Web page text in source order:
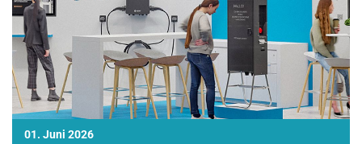
01. Juni 2026